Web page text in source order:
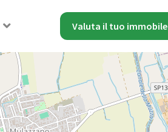
Valuta il tuo immobile